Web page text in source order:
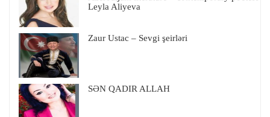
Leyla Aliyeva
Zaur Ustac – Sevgi şeirləri
SƏN QADIR ALLAH